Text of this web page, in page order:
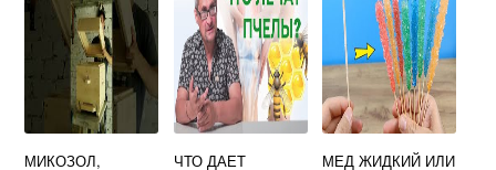
МИКОЗОЛ, ЧТО ДАЕТ МЕД ЖИДКИЙ ИЛИ